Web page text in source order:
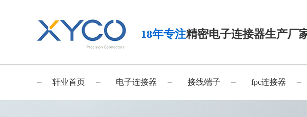
18年专注精密电子连接器生产厂
轩业首页 电子连接器 接线端子 fpc连接器